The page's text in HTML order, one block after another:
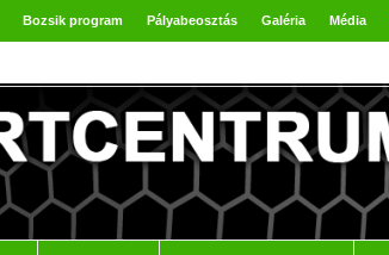
Bozsik program Pályabeosztás Galéria Média